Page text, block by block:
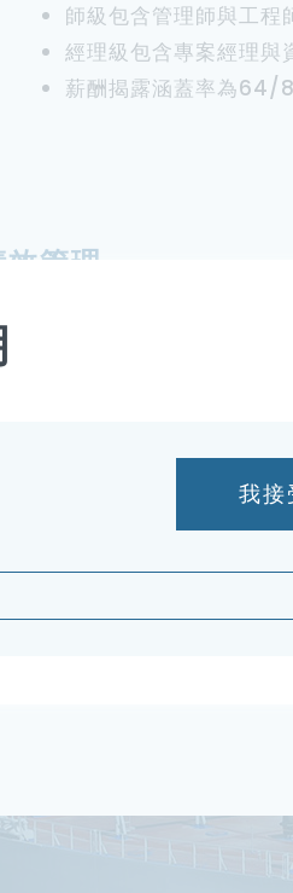
師級包含管理師與工程
經理級包含專案經理與
薪酬揭露涵蓋率為64/
管理
考評則依照品德素養、本職
態度、領導能力、協調合
才可晉升。而為反應船員
船員薪給待遇，近幾年參考市
我接